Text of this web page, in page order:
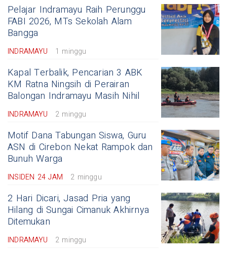
Pelajar Indramayu Raih Perunggu
FABI 2026, MTs Sekolah Alam
Bangga
INDRAMAYU 1 minggu
Kapal Terbalik, Pencarian 3 ABK
KM Ratna Ningsih di Perairan
Balongan Indramayu Masih Nihil
INDRAMAYU 2 minggu
Motif Dana Tabungan Siswa, Guru
ASN di Cirebon Nekat Rampok dan
Bunuh Warga
INSIDEN 24 JAM 2 minggu
2 Hari Dicari, Jasad Pria yang
Hilang di Sungai Cimanuk Akhirnya
Ditemukan
INDRAMAYU 2 minggu